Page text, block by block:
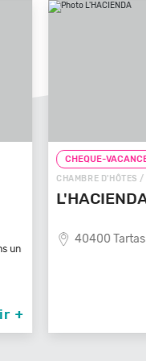
En savoir +
GÎTE /